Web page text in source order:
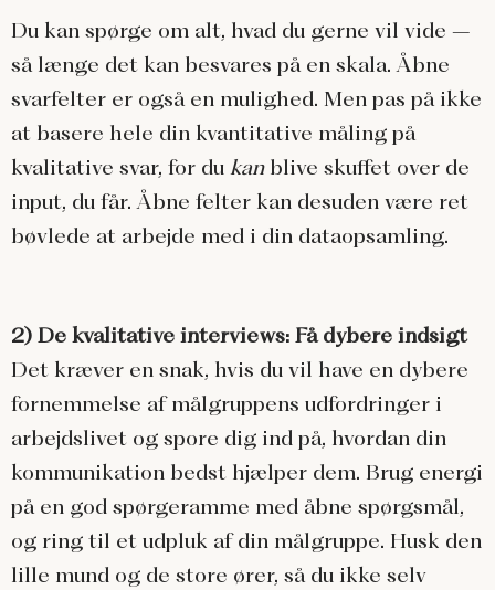
Du kan spørge om alt, hvad du gerne vil vide –
så længe det kan besvares på en skala. Åbne
svarfelter er også en mulighed. Men pas på ikke
at basere hele din kvantitative måling på
kvalitative svar, for du kanblive skuffet over de
input, du får. Åbne felter kan desuden være ret
bøvlede at arbejde med i din dataopsamling.
2) De kvalitative interviews: Få dybere indsigt
Det kræver en snak, hvis du vil have en dybere
fornemmelse af målgruppens udfordringer i
arbejdslivet og spore dig ind på, hvordan din
kommunikation bedst hjælper dem. Brug energi
på en god spørgeramme med åbne spørgsmål,
og ring til et udpluk af din målgruppe. Husk den
lille mund og de store ører, så du ikke selv